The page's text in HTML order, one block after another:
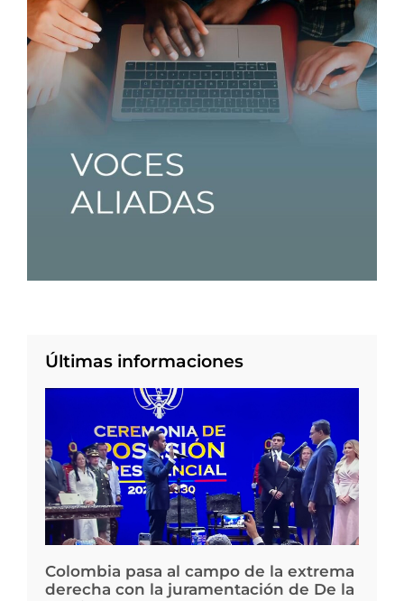
Últimas informaciones
Colombia pasa al campo de la extrema
derecha con la juramentación de De la